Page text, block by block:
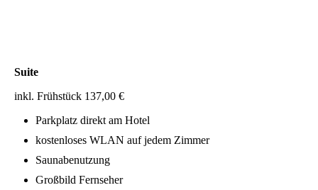
Suite
inkl. Frühstück 137,00 €
Parkplatz direkt am Hotel
kostenloses WLAN auf jedem Zimmer
Saunabenutzung
Großbild Fernseher